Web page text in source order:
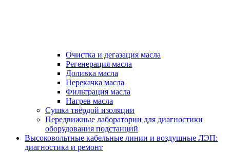
Очистка и дегазация масла
Регенерация масла
Доливка масла
Перекачка масла
Фильтрация масла
Нагрев масла
Сушка твёрдой изоляции
Передвижные лаборатории для диагностики
оборудования подстанций
Высоковольтные кабельные линии и воздушные ЛЭП:
диагностика и ремонт